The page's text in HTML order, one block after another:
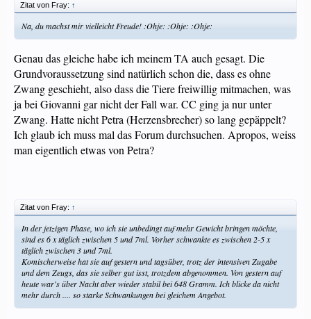
Zitat von Fray: ↑
Na, du machst mir vielleicht Freude! :Ohje: :Ohje: :Ohje:
Genau das gleiche habe ich meinem TA auch gesagt. Die
Grundvoraussetzung sind natürlich schon die, dass es ohne
Zwang geschieht, also dass die Tiere freiwillig mitmachen, was
ja bei Giovanni gar nicht der Fall war. CC ging ja nur unter
Zwang. Hatte nicht Petra (Herzensbrecher) so lang gepäppelt?
Ich glaub ich muss mal das Forum durchsuchen. Apropos, weiss
man eigentlich etwas von Petra?
Zitat von Fray: ↑
In der jetzigen Phase, wo ich sie unbedingt auf mehr Gewicht bringen möchte,
sind es 6 x täglich zwischen 5 und 7ml. Vorher schwankte es zwischen 2-5 x
täglich zwischen 3 und 7ml.
Komischerweise hat sie auf gestern und tagsüber, trotz der intensiven Zugabe
und dem Zeugs, das sie selber gut isst, trotzdem abgenommen. Von gestern auf
heute war's über Nacht aber wieder stabil bei 648 Gramm. Ich blicke da nicht
mehr durch .... so starke Schwankungen bei gleichem Angebot.